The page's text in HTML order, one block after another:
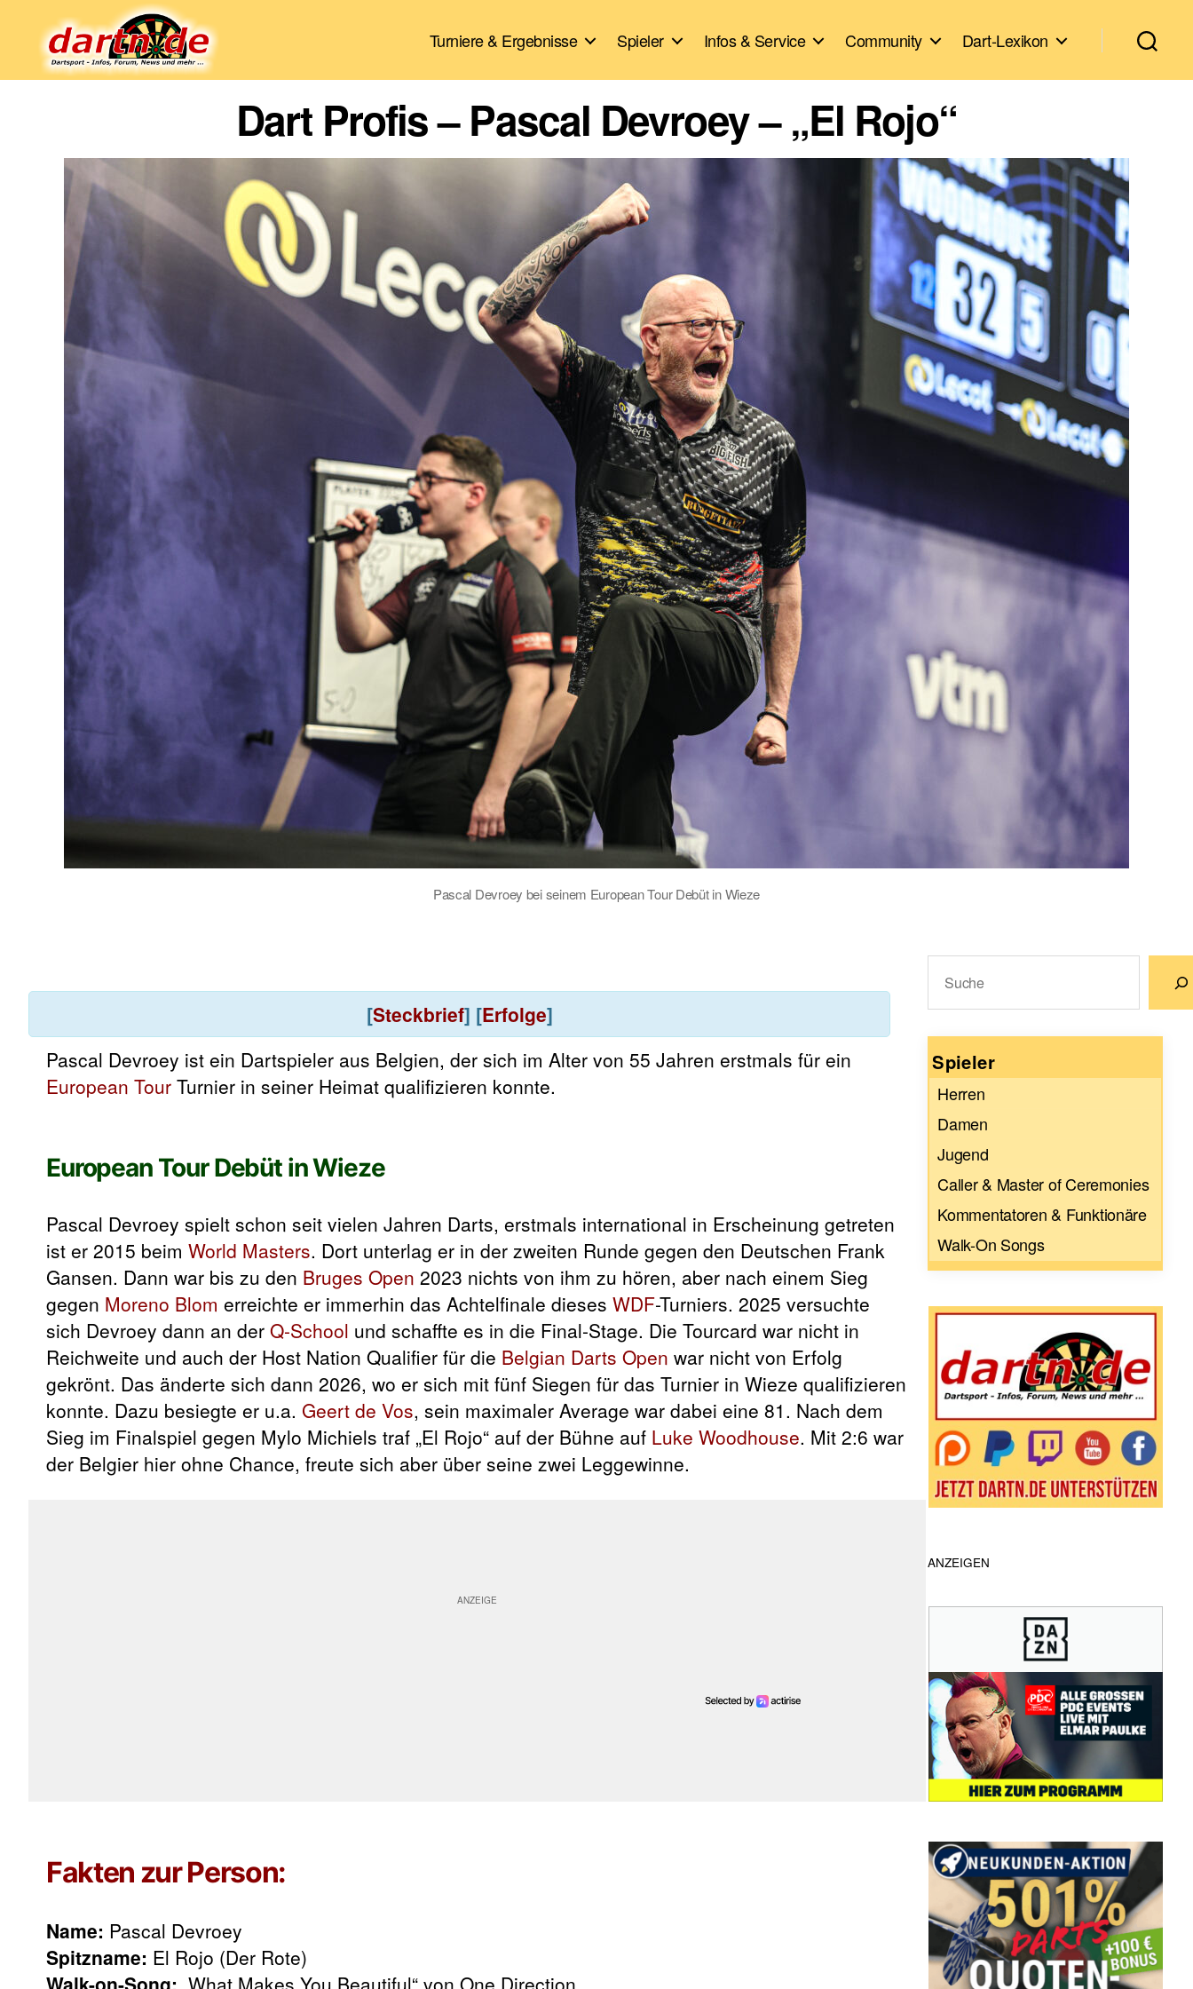
Turniere & Ergebnisse Spieler Infos & Service Community Dart-Lexikon
Dart Profis – Pascal Devroey – „El Rojo“
Pascal Devroey bei seinem European Tour Debüt in Wieze
[Steckbrief] [Erfolge]
Pascal Devroey ist ein Dartspieler aus Belgien, der sich im Alter von 55 Jahren erstmals für ein
European Tour Turnier in seiner Heimat qualifizieren konnte.
European Tour Debüt in Wieze
Pascal Devroey spielt schon seit vielen Jahren Darts, erstmals international in Erscheinung getreten
ist er 2015 beim World Masters. Dort unterlag er in der zweiten Runde gegen den Deutschen Frank
Gansen. Dann war bis zu den Bruges Open 2023 nichts von ihm zu hören, aber nach einem Sieg
gegen Moreno Blom erreichte er immerhin das Achtelfinale dieses WDF-Turniers. 2025 versuchte
sich Devroey dann an der Q-School und schaffte es in die Final-Stage. Die Tourcard war nicht in
Reichweite und auch der Host Nation Qualifier für die Belgian Darts Open war nicht von Erfolg
gekrönt. Das änderte sich dann 2026, wo er sich mit fünf Siegen für das Turnier in Wieze qualifizieren
konnte. Dazu besiegte er u.a. Geert de Vos, sein maximaler Average war dabei eine 81. Nach dem
Sieg im Finalspiel gegen Mylo Michiels traf „El Rojo“ auf der Bühne auf Luke Woodhouse. Mit 2:6 war
der Belgier hier ohne Chance, freute sich aber über seine zwei Leggewinne.
Fakten zur Person:
Name: Pascal Devroey
Spitzname: El Rojo (Der Rote)
Spieler
Herren
Damen
Jugend
Caller & Master of Ceremonies
Kommentatoren & Funktionäre
Walk-On Songs
ANZEIGEN